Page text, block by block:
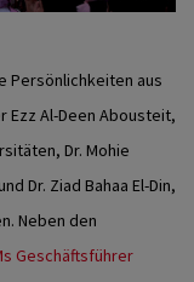
Persönlichkeiten aus
Al-Deen Abousteit,
Dr. Mohie
Dr. Ziad Bahaa El-Din,
Neben den
Geschäftsführer